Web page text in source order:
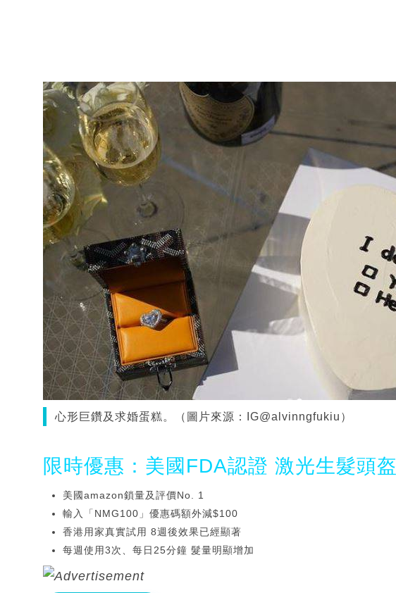
心形巨鑽及求婚蛋糕。（圖片來源：IG@alvinngfukiu）
限時優惠：美國FDA認證 激光生髮頭盔
美國amazon鎖量及評價No. 1
輸入「NMG100」優惠碼額外減$100
香港用家真實試用 8週後效果已經顯著
每週使用3次、每日25分鐘 髮量明顯增加